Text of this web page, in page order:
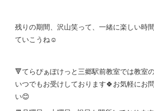
残りの期間、沢山笑って、一緒に楽しい時
ていこうね☺
🔻てらぴぁぽけっと三郷駅前教室では教室
いつでもお受けしております🍀お気軽にお
い😊